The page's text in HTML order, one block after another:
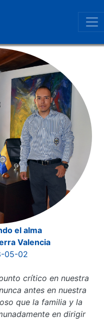
el alma
Valencia
05-02
crítico en nuestra
antes en nuestra
que la familia y la
en dirigir